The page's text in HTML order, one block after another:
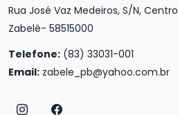
Rua José Vaz Medeiros, S/N, Centro
Zabelê- 58515000
Telefone: (83) 33031-001
Email: zabele_pb@yahoo.com.br